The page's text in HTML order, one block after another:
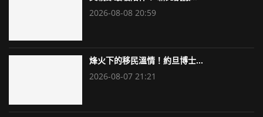
2026-08-08 20:59
烽火下的移民溫情！約旦博士...
2026-08-07 21:21